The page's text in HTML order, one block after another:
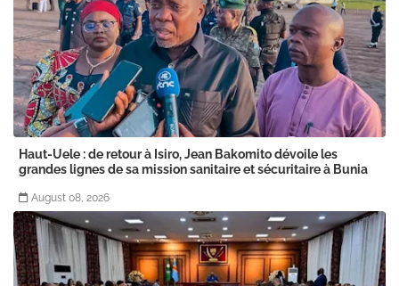
Haut-Uele : de retour à Isiro, Jean Bakomito dévoile les
grandes lignes de sa mission sanitaire et sécuritaire à Bunia
August 08, 2026